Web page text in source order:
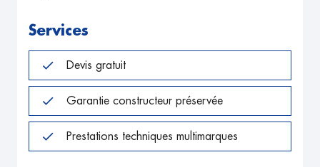
Services
Devis gratuit
Garantie constructeur préservée
Prestations techniques multimarques